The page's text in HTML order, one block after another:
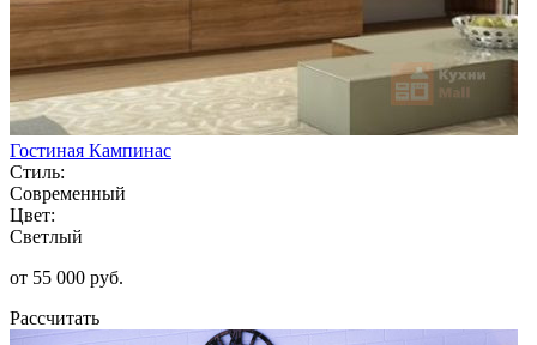
Гостиная Кампинас
Стиль:
Современный
Цвет:
Светлый
от 55 000 руб.
Рассчитать